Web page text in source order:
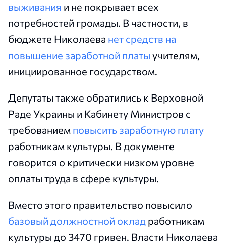
выживания и не покрывает всех
потребностей громады. В частности, в
бюджете Николаева нет средств на
повышение заработной платы учителям,
инициированное государством.
Депутаты также обратились к Верховной
Раде Украины и Кабинету Министров с
требованием повысить заработную плату
работникам культуры. В документе
говорится о критически низком уровне
оплаты труда в сфере культуры.
Вместо этого правительство повысило
базовый должностной оклад работникам
культуры до 3470 гривен. Власти Николаева